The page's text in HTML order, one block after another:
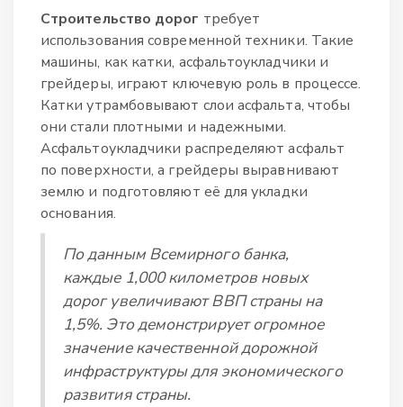
Строительство дорог требует
использования современной техники. Такие
машины, как катки, асфальтоукладчики и
грейдеры, играют ключевую роль в процессе.
Катки утрамбовывают слои асфальта, чтобы
они стали плотными и надежными.
Асфальтоукладчики распределяют асфальт
по поверхности, а грейдеры выравнивают
землю и подготовляют её для укладки
основания.
По данным Всемирного банка,
каждые 1,000 километров новых
дорог увеличивают ВВП страны на
1,5%. Это демонстрирует огромное
значение качественной дорожной
инфраструктуры для экономического
развития страны.